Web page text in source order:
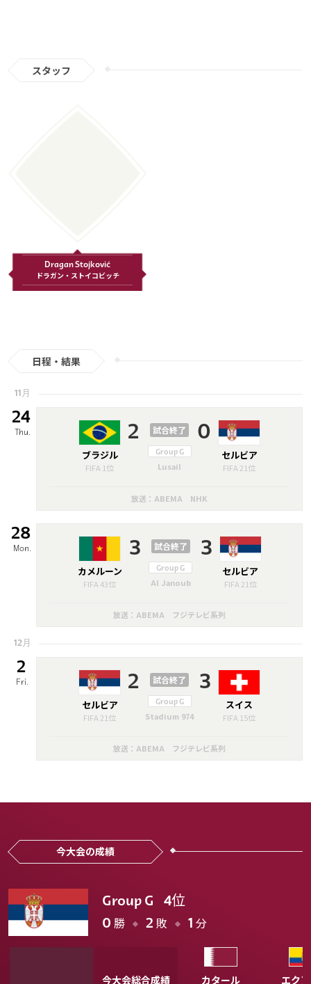
スタッフ
Dragan Stojković
ドラガン・ストイコビッチ
日程・結果
11月
24
Thu.
ブラジル
FIFA 1位
2 0
試合終了
Group G
Lusail
セルビア
FIFA 21位
放送：ABEMA NHK
28
Mon.
カメルーン
FIFA 43位
3 3
試合終了
Group G
Al Janoub
セルビア
FIFA 21位
放送：ABEMA フジテレビ系列
12月
2
Fri.
セルビア
FIFA 21位
2 3
試合終了
Group G
Stadium 974
スイス
FIFA 15位
放送：ABEMA フジテレビ系列
今大会の成績
Group G 4位
0 勝 2 敗 1 分
今大会総合成績 カタール エク